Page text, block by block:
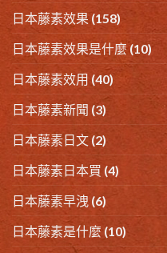
日本藤素效果 (158)
日本藤素效果是什麼 (10)
日本藤素效用 (40)
日本藤素新聞 (3)
日本藤素日文 (2)
日本藤素日本買 (4)
日本藤素早洩 (6)
日本藤素是什麼 (10)